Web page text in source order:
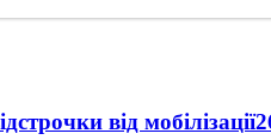
від мобілізації